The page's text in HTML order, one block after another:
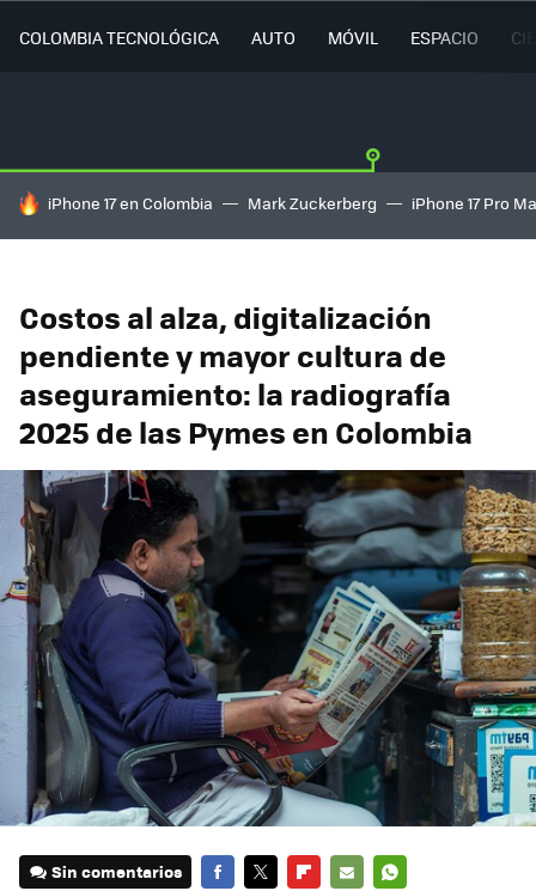
COLOMBIA TECNOLÓGICA AUTO MÓVIL ESPACIO
HOY SE HABLA DE
iPhone 17 en Colombia Mark Zuckerberg iPhone 17 Pro
Costos al alza, digitalización
pendiente y mayor cultura de
aseguramiento: la radiografía
2025 de las Pymes en Colombia
Sin comentarios